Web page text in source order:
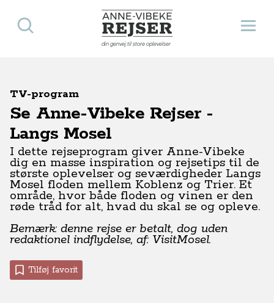
Anne-Vibeke Rejser
din genvej til store oplevelser
Åbn
Søg
TV-program
Se Anne-Vibeke Rejser -
Langs Mosel
I dette rejseprogram giver Anne-Vibeke
dig en masse inspiration og rejsetips til de
største oplevelser og seværdigheder Langs
Mosel floden mellem Koblenz og Trier. Et
område, hvor både floden og vinen er den
røde tråd for alt, hvad du skal se og opleve.
Bemærk: denne rejse er betalt, dog uden
redaktionel indflydelse, af: VisitMosel.
Tilføj favorit